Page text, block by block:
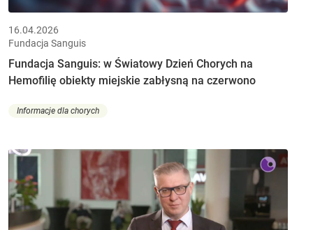
16.04.2026
Fundacja Sanguis
Fundacja Sanguis: w Światowy Dzień Chorych na
Hemofilię obiekty miejskie zabłysną na czerwono
Informacje dla chorych